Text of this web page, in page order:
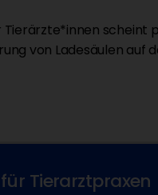
Tierärzte*innen scheint
von Ladesäulen auf
Tierarztpraxen